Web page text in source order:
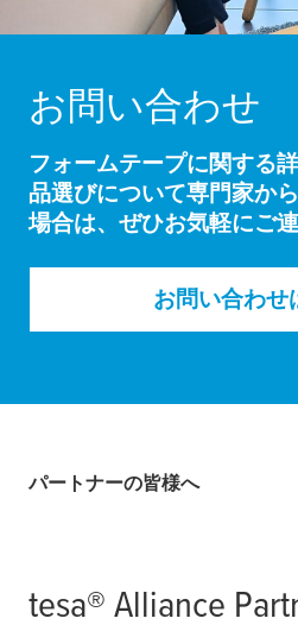
お問い合わせ
フォームテープに関する
品選びについて専門家か
場合は、ぜひお気軽にご連
お問い合わせ
パートナーの皆様へ
tesa® Alliance